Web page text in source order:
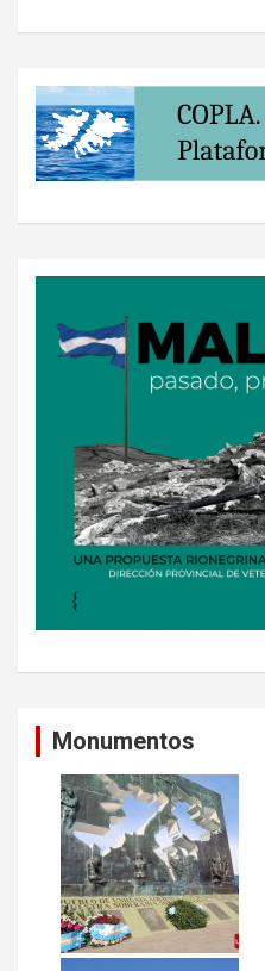
Monumentos